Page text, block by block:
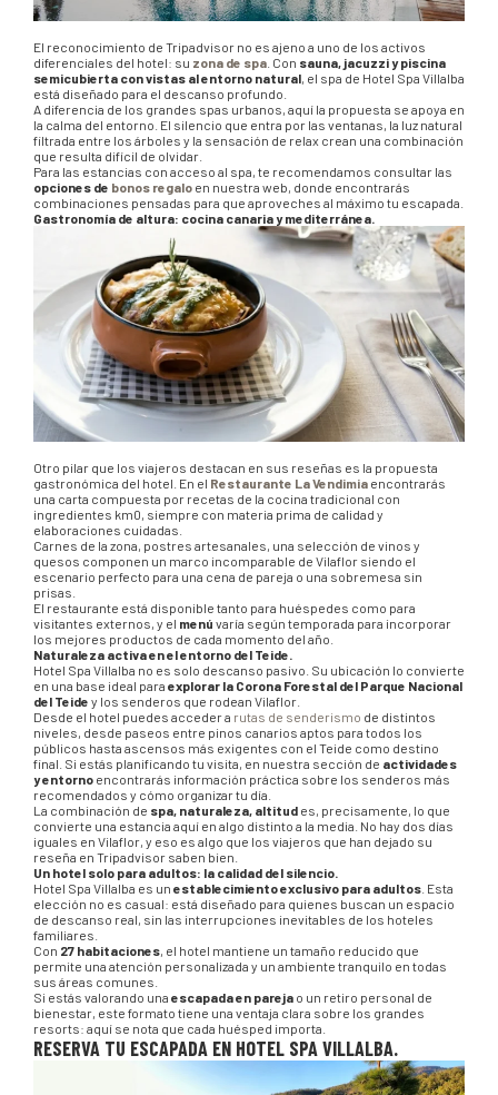
El reconocimiento de Tripadvisor no es ajeno a uno de los activos
diferenciales del hotel: su zona de spa . Con sauna, jacuzzi y piscina
semicubierta con vistas al entorno natural, el spa de Hotel Spa Villalba
está diseñado para el descanso profundo.
A diferencia de los grandes spas urbanos, aquí la propuesta se apoya en
la calma del entorno. El silencio que entra por las ventanas, la luz natural
filtrada entre los árboles y la sensación de relax crean una combinación
que resulta difícil de olvidar.
Para las estancias con acceso al spa, te recomendamos consultar las
opciones de bonos regalo en nuestra web, donde encontrarás
combinaciones pensadas para que aproveches al máximo tu escapada.
Gastronomía de altura: cocina canaria y mediterránea.
Otro pilar que los viajeros destacan en sus reseñas es la propuesta
gastronómica del hotel. En el Restaurante La Vendimia encontrarás
una carta compuesta por recetas de la cocina tradicional con
ingredientes km0, siempre con materia prima de calidad y
elaboraciones cuidadas.
Carnes de la zona, postres artesanales, una selección de vinos y
quesos componen un marco incomparable de Vilaflor siendo el
escenario perfecto para una cena de pareja o una sobremesa sin
prisas.
El restaurante está disponible tanto para huéspedes como para
visitantes externos, y el menú varía según temporada para incorporar
los mejores productos de cada momento del año.
Naturaleza activa en el entorno del Teide.
Hotel Spa Villalba no es solo descanso pasivo. Su ubicación lo convierte
en una base ideal para explorar la Corona Forestal del Parque Nacional
del Teide y los senderos que rodean Vilaflor.
Desde el hotel puedes acceder a rutas de senderismo de distintos
niveles, desde paseos entre pinos canarios aptos para todos los
públicos hasta ascensos más exigentes con el Teide como destino
final. Si estás planificando tu visita, en nuestra sección de actividades
y entorno encontrarás información práctica sobre los senderos más
recomendados y cómo organizar tu día.
La combinación de spa, naturaleza, altitud es, precisamente, lo que
convierte una estancia aquí en algo distinto a la media. No hay dos días
iguales en Vilaflor, y eso es algo que los viajeros que han dejado su
reseña en Tripadvisor saben bien.
Un hotel solo para adultos: la calidad del silencio.
Hotel Spa Villalba es un establecimiento exclusivo para adultos . Esta
elección no es casual: está diseñado para quienes buscan un espacio
de descanso real, sin las interrupciones inevitables de los hoteles
familiares.
Con 27 habitaciones, el hotel mantiene un tamaño reducido que
permite una atención personalizada y un ambiente tranquilo en todas
sus áreas comunes.
Si estás valorando una escapada en pareja o un retiro personal de
bienestar, este formato tiene una ventaja clara sobre los grandes
resorts: aquí se nota que cada huésped importa.
RESERVA TU ESCAPADA EN HOTEL SPA VILLALBA.